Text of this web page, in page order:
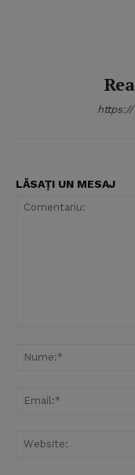
https://
LĂSAȚI UN MESAJ